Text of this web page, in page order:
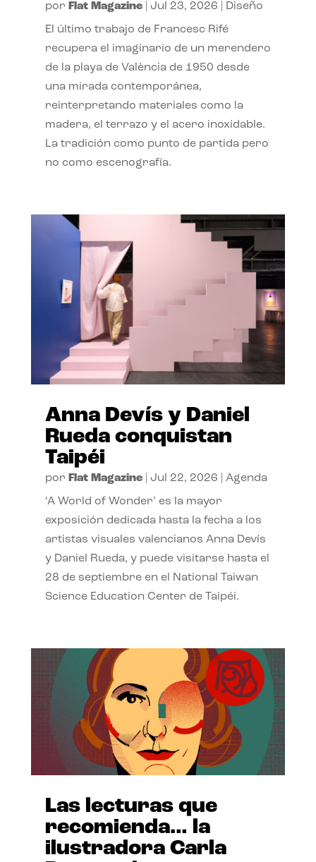
por Flat Magazine| Jul 23, 2026 Diseño
El último trabajo de Francesc Rifé
recupera el imaginario de un merendero
de la playa de València de 1950 desde
una mirada contemporánea,
reinterpretando materiales como la
madera, el terrazo y el acero inoxidable.
La tradición como punto de partida pero
no como escenografía.
Anna Devís y Daniel
Rueda conquistan
Taipéi
por Flat Magazine| Jul 22, 2026 Agenda
‘A World of Wonder’ es la mayor
exposición dedicada hasta la fecha a los
artistas visuales valencianos Anna Devís
y Daniel Rueda, y puede visitarse hasta el
28 de septiembre en el National Taiwan
Science Education Center de Taipéi.
Las lecturas que
recomienda… la
ilustradora Carla